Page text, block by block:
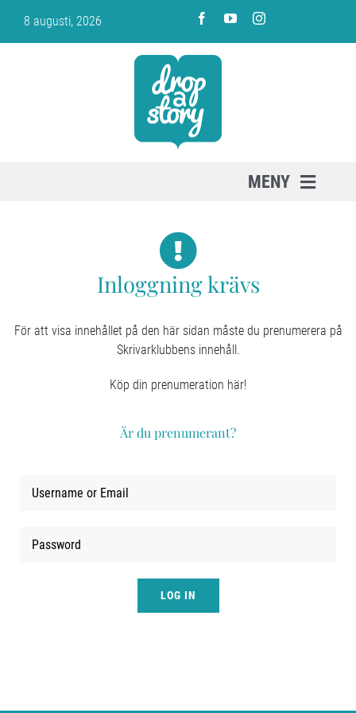
innehållet
8 augusti, 2026
MENY
OM SKRIVARKLUBBEN
VARUKORG
Inloggning krävs
För att visa innehållet på den här sidan måste du prenumerera på
Skrivarklubbens innehåll.
Köp din prenumeration här!
Är du prenumerant?
LOG IN